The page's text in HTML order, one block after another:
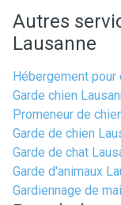
Autres
Lausanne
Hébergement pour
Garde chien
Promeneur de
Garde de chien
Garde de chat
Garde d'animaux
Gardiennage de